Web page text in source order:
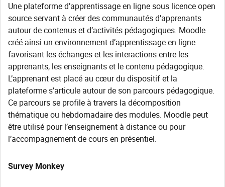
Une plateforme d’apprentissage en ligne sous licence open
source servant à créer des communautés d’apprenants
autour de contenus et d’activités pédagogiques. Moodle
créé ainsi un environnement d’apprentissage en ligne
favorisant les échanges et les interactions entre les
apprenants, les enseignants et le contenu pédagogique.
L’apprenant est placé au cœur du dispositif et la
plateforme s’articule autour de son parcours pédagogique.
Ce parcours se profile à travers la décomposition
thématique ou hebdomadaire des modules. Moodle peut
être utilisé pour l’enseignement à distance ou pour
l’accompagnement de cours en présentiel.
Survey Monkey